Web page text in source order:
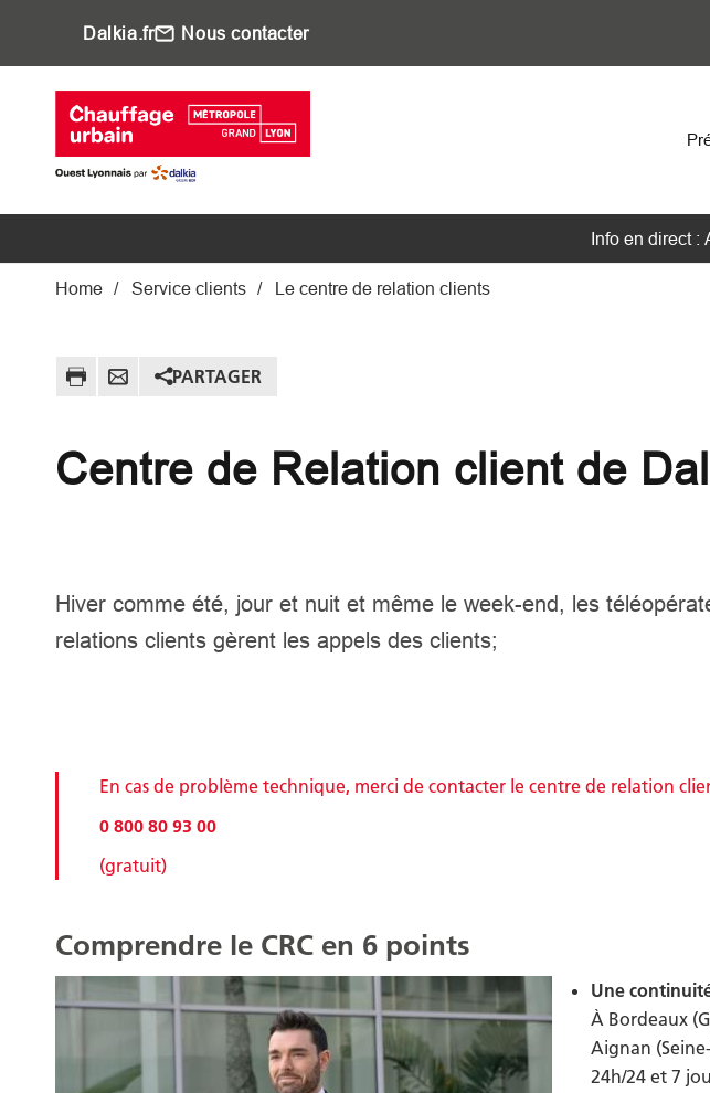
Dalkia.fr Nous contacter
Info en direct :
Fil d'Ariane
Home Service clients Le centre de relation clients
PARTAGER
Centre de Relation client de
Hiver comme été, jour et nuit et même le week-end, les
relations clients gèrent les appels des clients;
En cas de problème technique, merci de contacter le centre de relation
0 800 80 93 00
(gratuit)
Comprendre le CRC en 6 points
Une
À Bordeaux
Aignan
24h/24 et 7